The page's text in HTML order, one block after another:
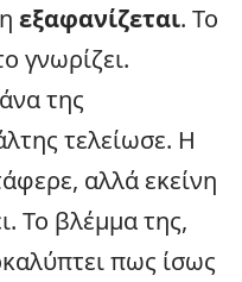
εξαφανίζεται. Το
γνωρίζει.
της
τελείωσε. Η
αλλά εκείνη
Το βλέμμα της,
πως ίσως